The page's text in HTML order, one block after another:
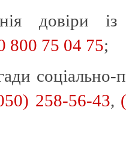
довіри із
800 75 04 75;
соціально-
258-56-43,